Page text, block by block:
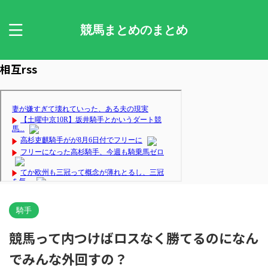
競馬まとめのまとめ
相互rss
騎手
競馬って内つけばロスなく勝てるのになん
でみんな外回すの？